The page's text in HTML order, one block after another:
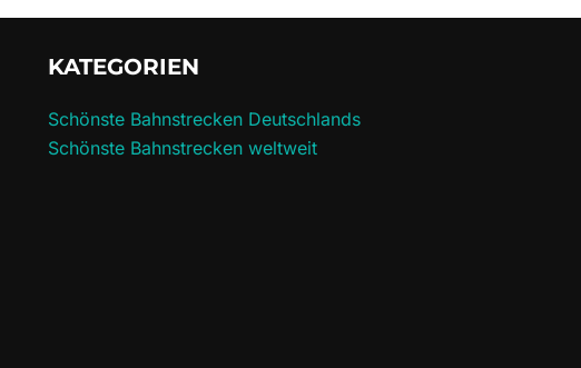
KATEGORIEN
Schönste Bahnstrecken Deutschlands
Schönste Bahnstrecken weltweit